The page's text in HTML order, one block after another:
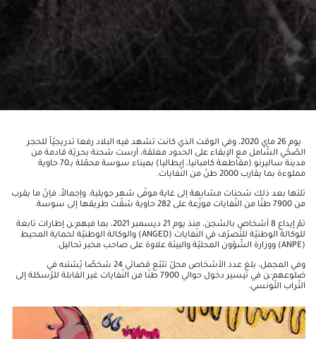
يوم 26 ماي 2020، وفي الوقت الذي كانت تشهد فيه البلاد رفعا تدريجيّاً للحجر
الصّحّي الشّامل مع الإبقاء على الحدود مغلقة، أرست شحنة بحريّة قادمة من
مدينة ساليرنو (مقاطعة كامبانيا، إيطاليا) بميناء سوسة محمّلة بـ70 حاوية
مملوءة بما يقارب 2000 طنّ من النّفايات.
تلتها بعد ذلك شحنات مشابهة إلى غاية موفّى شهر جويلية. وإجمالاً، فإنّ ما يقرب
من 7900 طنّا من النّفايات موزّعة على 282 حاوية شقّت طريقها إلى سوسة.
تمّ إيداع 8 أشخاص بالسّجن، منذ يوم 21 ديسمبر 2021، بما فيهم·ـن إطارات تابعة
للوكالة الوطنيّة للتّصرّف في النّفايات (ANGED) والوكالة الوطنيّة لحماية المحيط
(ANPE) ووزارة الشّؤون المحليّة والبيئة علاوة على صاحب مخبر تحاليل.
وفي المجمل، بلغ عدد الأشخاص محلّ تتبّع قضائي 24 شخصًا يُشتبه في
ضلوعهم·ـن في تيسير دخول حوالي 7900 طنّا من النّفايات غير القابلة للرّسكلة إلى
التّراب التّونسي.